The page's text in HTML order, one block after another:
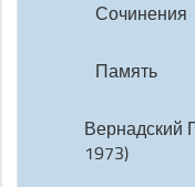
Сочинения
Память
Вернадский
1973)